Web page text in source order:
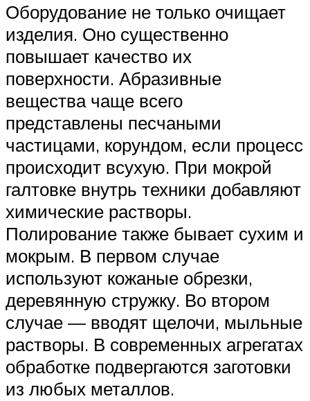
Оборудование не только очищает
изделия. Оно существенно
повышает качество их
поверхности. Абразивные
вещества чаще всего
представлены песчаными
частицами, корундом, если процесс
происходит всухую. При мокрой
галтовке внутрь техники добавляют
химические растворы.
Полирование также бывает сухим и
мокрым. В первом случае
используют кожаные обрезки,
деревянную стружку. Во втором
случае — вводят щелочи, мыльные
растворы. В современных агрегатах
обработке подвергаются заготовки
из любых металлов.